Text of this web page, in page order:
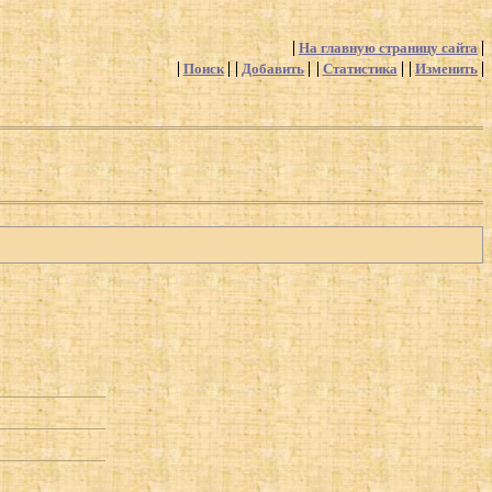
На главную страницу сайта
Поиск
Добавить Статистика Изменить